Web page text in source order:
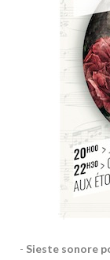
- Sieste sonore